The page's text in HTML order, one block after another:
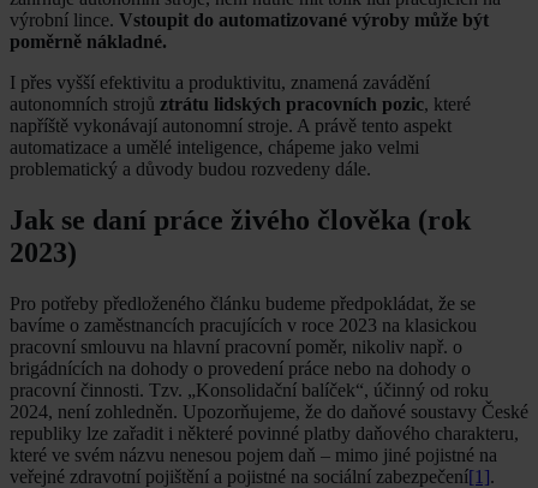
výrobní lince. Vstoupit do automatizované výroby může být
poměrně nákladné.
I přes vyšší efektivitu a produktivitu, znamená zavádění
autonomních strojů ztrátu lidských pracovních pozic, které
napříště vykonávají autonomní stroje. A právě tento aspekt
automatizace a umělé inteligence, chápeme jako velmi
problematický a důvody budou rozvedeny dále.
Jak se daní práce živého člověka (rok
2023)
Pro potřeby předloženého článku budeme předpokládat, že se
bavíme o zaměstnancích pracujících v roce 2023 na klasickou
pracovní smlouvu na hlavní pracovní poměr, nikoliv např. o
brigádnících na dohody o provedení práce nebo na dohody o
pracovní činnosti. Tzv. „Konsolidační balíček“, účinný od roku
2024, není zohledněn. Upozorňujeme, že do daňové soustavy České
republiky lze zařadit i některé povinné platby daňového charakteru,
které ve svém názvu nenesou pojem daň – mimo jiné pojistné na
veřejné zdravotní pojištění a pojistné na sociální zabezpečení[1].